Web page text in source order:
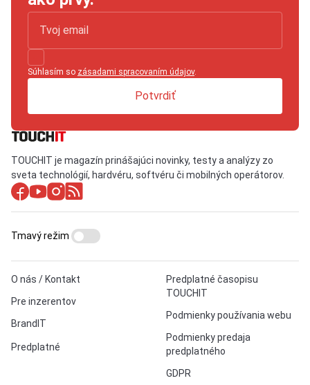
Súhlasím so zásadami spracovaním údajov.
Potvrdiť
TOUCHIT je magazín prinášajúci novinky, testy a analýzy zo
sveta technológií, hardvéru, softvéru či mobilných operátorov.
O nás / Kontakt
Pre inzerentov
BrandIT
Predplatné
Predplatné časopisu
TOUCHIT
Podmienky používania webu
Podmienky predaja
predplatného
GDPR
Tmavý režim